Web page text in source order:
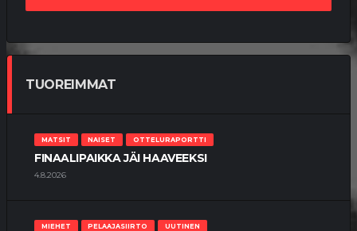
TUOREIMMAT
MATSIT NAISET OTTELURAPORTTI
FINAALIPAIKKA JÄI HAAVEEKSI
4.8.2026
MIEHET PELAAJASIIRTO UUTINEN